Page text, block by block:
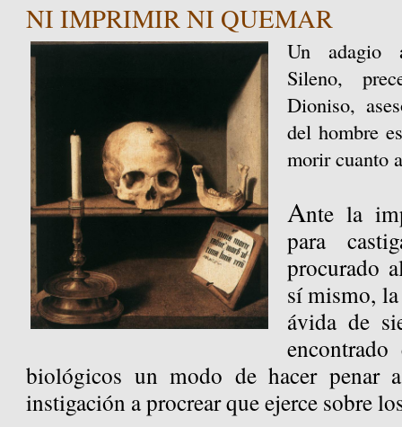
NI IMPRIMIR NI QUEMAR
Un adagio
Sileno,
Dioniso,
del hombre
morir cuanto
Ante la
para
procurado
sí mismo,
ávida de
biológicos un modo de hacer penar
instigación a procrear que ejerce sobre